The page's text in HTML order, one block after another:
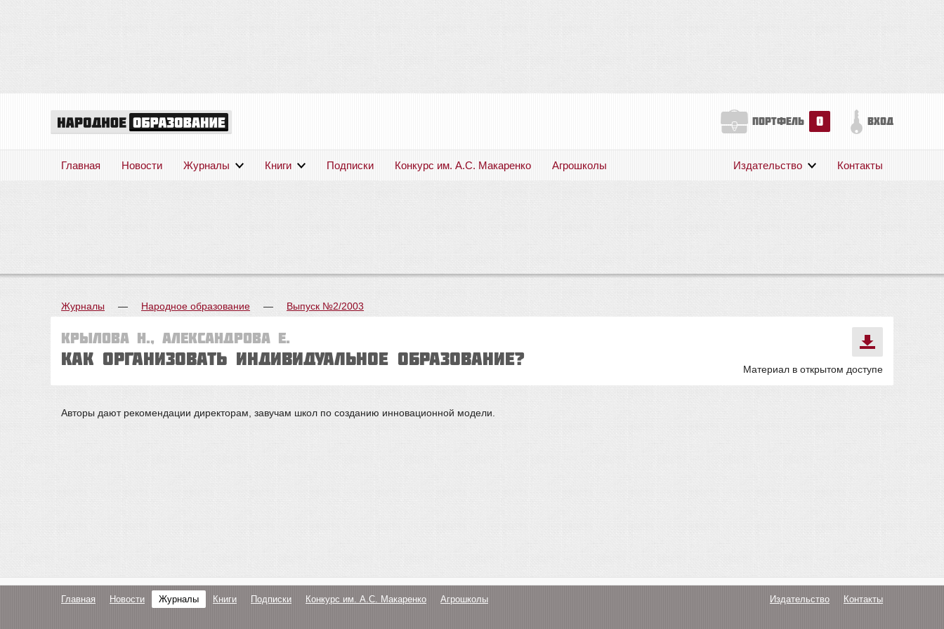
портфель 0 вход
Главная Новости Журналы Книги Подписки Конкурс им. А.С. Макаренко Агрошколы Издательство Контакты
Журналы — Народное образование — Выпуск №2/2003
Крылова Н., Александрова Е.
КАК ОРГАНИЗОВАТЬ ИНДИВИДУАЛЬНОЕ ОБРАЗОВАНИЕ?
Материал в открытом доступе
Авторы дают рекомендации директорам, завучам школ по созданию инновационной модели.
Главная Новости Журналы Книги Подписки Конкурс им. А.С. Макаренко Агрошколы Издательство Контакты